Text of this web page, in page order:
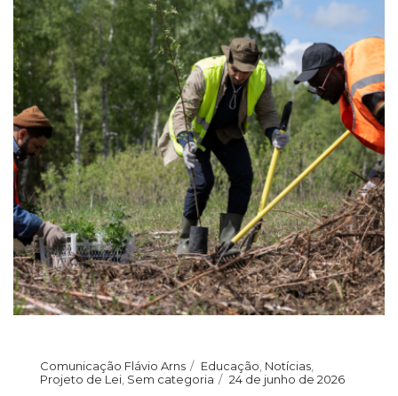
Comunicação Flávio Arns Educação Notícias
Projeto de Lei Sem categoria 24 de junho de 2026